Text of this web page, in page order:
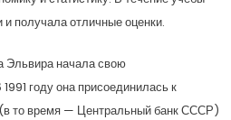
получала отличные оценки.
Эльвира начала свою
году она присоединилась к
то время — Центральный банк СССР)